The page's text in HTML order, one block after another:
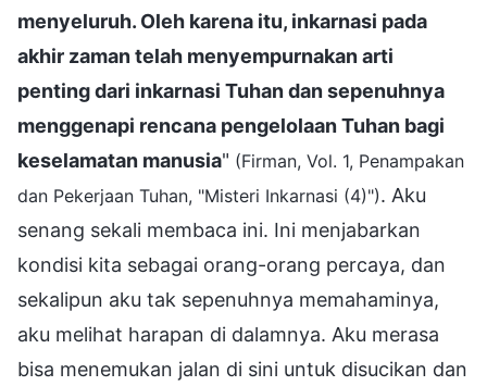
menyeluruh. Oleh karena itu, inkarnasi pada
akhir zaman telah menyempurnakan arti
penting dari inkarnasi Tuhan dan sepenuhnya
menggenapi rencana pengelolaan Tuhan bagi
keselamatan manusia" (Firman, Vol. 1, Penampakan
dan Pekerjaan Tuhan, "Misteri Inkarnasi (4)"). Aku
senang sekali membaca ini. Ini menjabarkan
kondisi kita sebagai orang-orang percaya, dan
sekalipun aku tak sepenuhnya memahaminya,
aku melihat harapan di dalamnya. Aku merasa
bisa menemukan jalan di sini untuk disucikan dan